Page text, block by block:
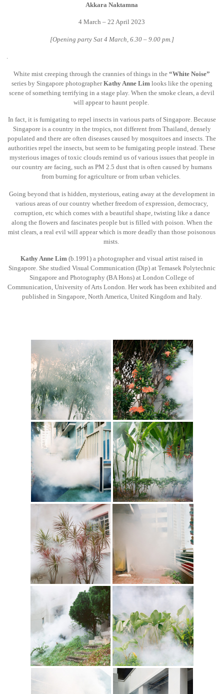
Akkara Naktamna
4 March – 22 April 2023
[Opening party Sat 4 March, 6.30 – 9.00 pm.]
.
White mist creeping through the crannies of things in the“White Noise”
series by Singapore photographerKathy Anne Lim looks like the opening
scene of something terrifying in a stage play. When the smoke clears, a devil
will appear to haunt people.
In fact, it is fumigating to repel insects in various parts of Singapore. Because
Singapore is a country in the tropics, not different from Thailand, densely
populated and there are often diseases caused by mosquitoes and insects. The
authorities repel the insects, but seem to be fumigating people instead. These
mysterious images of toxic clouds remind us of various issues that people in
our country are facing, such as PM 2.5 dust that is often caused by humans
from burning for agriculture or from urban vehicles.
Going beyond that is hidden, mysterious, eating away at the development in
various areas of our country whether freedom of expression, democracy,
corruption, etc which comes with a beautiful shape, twisting like a dance
along the flowers and fascinates people but is filled with poison. When the
mist clears, a real evil will appear which is more deadly than those poisonous
mists.
Kathy Anne Lim (b.1991) a photographer and visual artist raised in
Singapore. She studied Visual Communication (Dip) at Temasek Polytechnic
Singapore and Photography (BA Hons) at London College of
Communication, University of Arts London. Her work has been exhibited and
published in Singapore, North America, United Kingdom and Italy.